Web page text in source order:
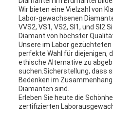
Wir bieten eine Vielzahl von
Labor-gewachsenen
VVS2, VS1, VS2, SI1, und
Diamant von höchster
Unsere im Labor
perfekte Wahl für diejenigen,
ethische Alternative zu
suchen.Sicherstellung, dass
Bedenken im
Diamanten sind.
Erleben Sie heute die
zertifizierten